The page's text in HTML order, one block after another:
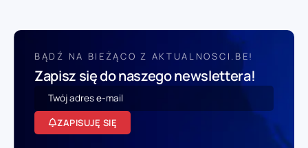
BĄDŹ NA BIEŻĄCO Z AKTUALNOSCI.BE!
Zapisz się do naszego newslettera!
ZAPISUJĘ SIĘ